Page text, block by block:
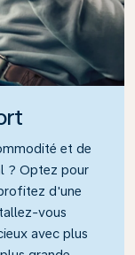
et de
? Optez pour
d'une
vous
avec plus